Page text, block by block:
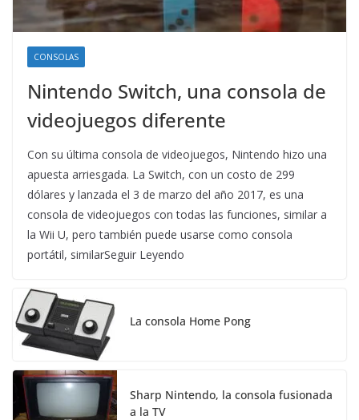
CONSOLAS
Nintendo Switch, una consola de
videojuegos diferente
Con su última consola de videojuegos, Nintendo hizo una
apuesta arriesgada. La Switch, con un costo de 299
dólares y lanzada el 3 de marzo del año 2017, es una
consola de videojuegos con todas las funciones, similar a
la Wii U, pero también puede usarse como consola
portátil, similarSeguir Leyendo
La consola Home Pong
Sharp Nintendo, la consola fusionada
a la TV